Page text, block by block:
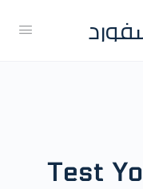
Test